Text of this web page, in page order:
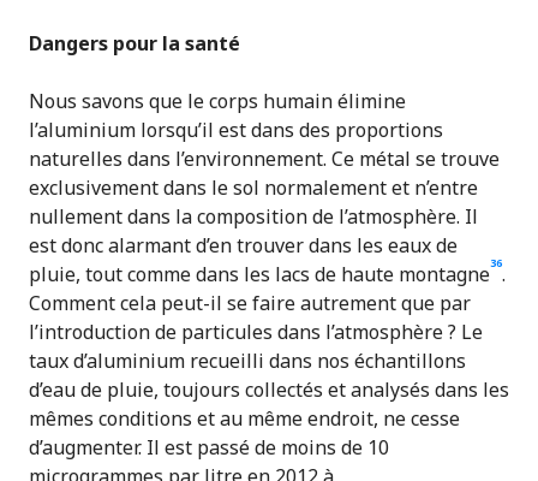
Dangers pour la santé
Nous savons que le corps humain élimine
l’aluminium lorsqu’il est dans des proportions
naturelles dans l’environnement. Ce métal se trouve
exclusivement dans le sol normalement et n’entre
nullement dans la composition de l’atmosphère. Il
est donc alarmant d’en trouver dans les eaux de
pluie, tout comme dans les lacs de haute montagne36.
Comment cela peut-il se faire autrement que par
l’introduction de particules dans l’atmosphère ? Le
taux d’aluminium recueilli dans nos échantillons
d’eau de pluie, toujours collectés et analysés dans les
mêmes conditions et au même endroit, ne cesse
d’augmenter. Il est passé de moins de 10